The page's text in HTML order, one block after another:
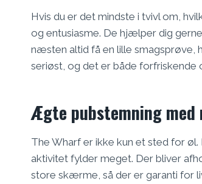
Hvis du er det mindste i tvivl om,
og entusiasme. De hjælper dig
næsten altid få en lille smagsprøve,
seriøst, og det er både forfriskende
Ægte pubstemning
The Wharf er ikke kun et sted for
aktivitet fylder meget. Der bliver
store skærme, så der er garanti for